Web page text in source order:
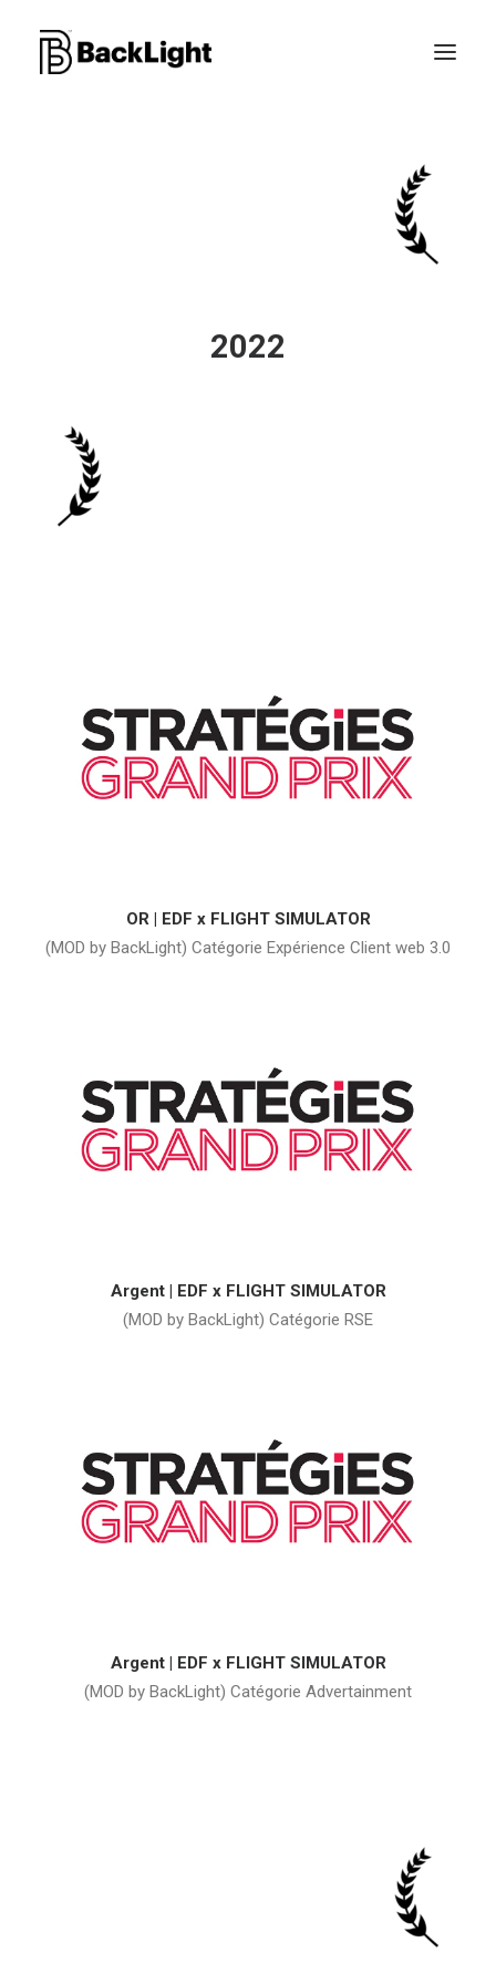
RECHERCHE
2022
OR | EDF x FLIGHT SIMULATOR
(MOD by BackLight) Catégorie Expérience Client web 3.0
Argent | EDF x FLIGHT SIMULATOR
(MOD by BackLight) Catégorie RSE
Argent | EDF x FLIGHT SIMULATOR
(MOD by BackLight) Catégorie Advertainment